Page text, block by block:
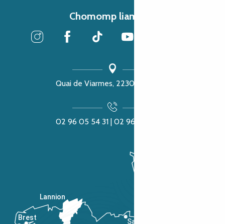
Chomomp liammet
Quai de Viarmes, 22300 Lannion
02 96 05 54 31 | 02 96 04 04 57
Saint-Malo
Lannion
Brest